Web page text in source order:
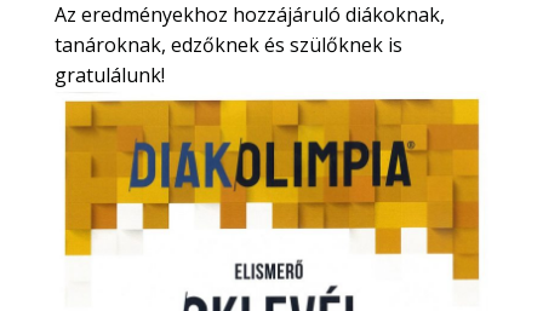
Az eredményekhoz hozzájáruló diákoknak,
tanároknak, edzőknek és szülőknek is
gratulálunk!